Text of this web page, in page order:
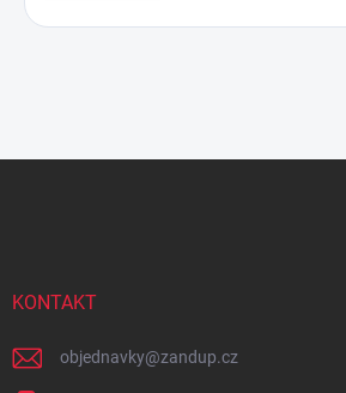
KONTAKT
objednavky@zandup.cz